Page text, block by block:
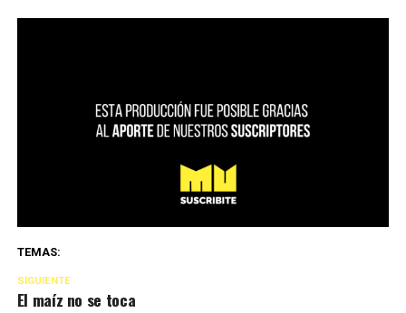
TEMAS:
SIGUIENTE
El maíz no se toca